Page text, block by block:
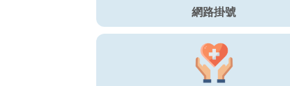
網路掛號